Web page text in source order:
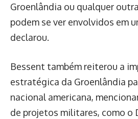
Groenlândia ou qualquer
podem se ver envolvidos em
declarou.
Bessent também reiterou a
estratégica da Groenlândia
nacional americana,
de projetos militares, como o